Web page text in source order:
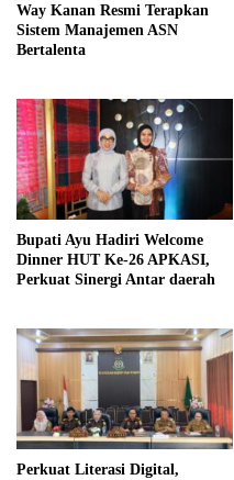
Way Kanan Resmi Terapkan
Sistem Manajemen ASN
Bertalenta
Bupati Ayu Hadiri Welcome
Dinner HUT Ke-26 APKASI,
Perkuat Sinergi Antar daerah
Perkuat Literasi Digital,